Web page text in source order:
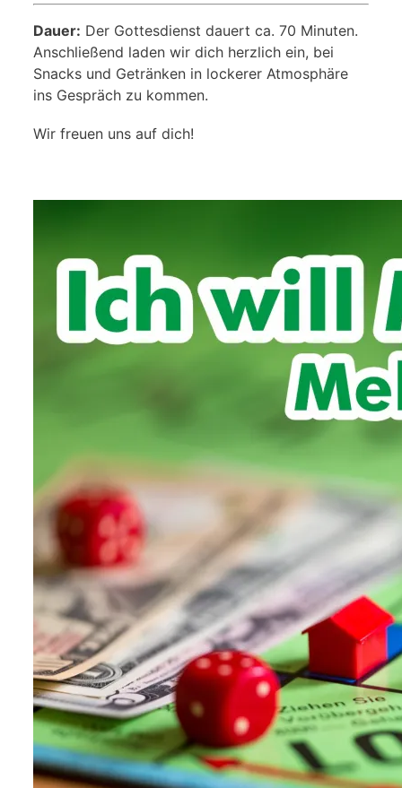
Dauer: Der Gottesdienst dauert ca. 70 Minuten.
Anschließend laden wir dich herzlich ein, bei
Snacks und Getränken in lockerer Atmosphäre
ins Gespräch zu kommen.
Wir freuen uns auf dich!